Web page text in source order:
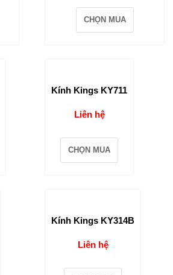
CHỌN MUA
Kính Kings KY711
Liên hệ
CHỌN MUA
Kính Kings KY314B
Liên hệ